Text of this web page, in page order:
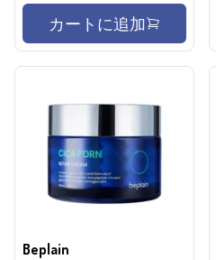
カートに追加
Beplain